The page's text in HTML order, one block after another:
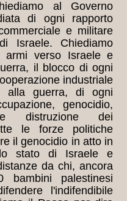
al Governo
di ogni rapporto
e militare
Israele. Chiediamo
armi verso Israele e
il blocco di ogni
industriale
alla guerra, di ogni
genocidio,
distruzione dei
le forze politiche
il genocidio in atto in
stato di Israele e
da chi, ancora
bambini palestinesi
l'indifendibile